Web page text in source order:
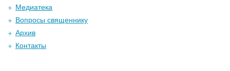
Медиатека
Вопросы священнику
Архив
Контакты